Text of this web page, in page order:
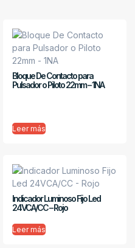
Bloque De Contacto para
Pulsador o Piloto 22mm – 1NA
Leer más
Indicador Luminoso Fijo Led
24VCA/CC – Rojo
Leer más